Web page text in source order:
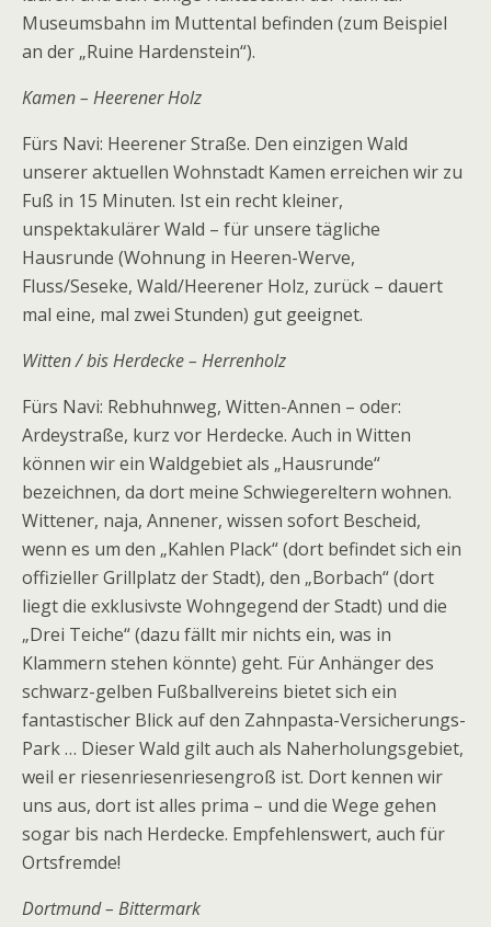
Museumsbahn im Muttental befinden (zum Beispiel
an der „Ruine Hardenstein“).
Kamen – Heerener Holz
Fürs Navi: Heerener Straße. Den einzigen Wald
unserer aktuellen Wohnstadt Kamen erreichen wir zu
Fuß in 15 Minuten. Ist ein recht kleiner,
unspektakulärer Wald – für unsere tägliche
Hausrunde (Wohnung in Heeren-Werve,
Fluss/Seseke, Wald/Heerener Holz, zurück – dauert
mal eine, mal zwei Stunden) gut geeignet.
Witten / bis Herdecke – Herrenholz
Fürs Navi: Rebhuhnweg, Witten-Annen – oder:
Ardeystraße, kurz vor Herdecke. Auch in Witten
können wir ein Waldgebiet als „Hausrunde“
bezeichnen, da dort meine Schwiegereltern wohnen.
Wittener, naja, Annener, wissen sofort Bescheid,
wenn es um den „Kahlen Plack“ (dort befindet sich ein
offizieller Grillplatz der Stadt), den „Borbach“ (dort
liegt die exklusivste Wohngegend der Stadt) und die
„Drei Teiche“ (dazu fällt mir nichts ein, was in
Klammern stehen könnte) geht. Für Anhänger des
schwarz-gelben Fußballvereins bietet sich ein
fantastischer Blick auf den Zahnpasta-Versicherungs-
Park … Dieser Wald gilt auch als Naherholungsgebiet,
weil er riesenriesenriesengroß ist. Dort kennen wir
uns aus, dort ist alles prima – und die Wege gehen
sogar bis nach Herdecke. Empfehlenswert, auch für
Ortsfremde!
Dortmund – Bittermark